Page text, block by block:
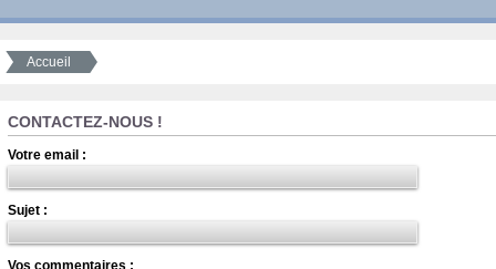
Accueil
CONTACTEZ-NOUS !
Votre email :
Sujet :
Vos commentaires :